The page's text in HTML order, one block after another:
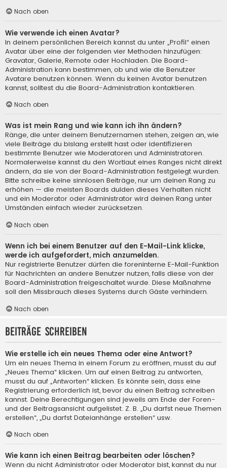
Nach oben
Wie verwende ich einen Avatar?
In deinem persönlichen Bereich kannst du unter „Profil“ einen
Avatar über eine der folgenden vier Methoden hinzufügen:
Gravatar, Galerie, Remote oder Hochladen. Die Board-
Administration kann bestimmen, ob und wie die Benutzer
Avatare benutzen können. Wenn du keinen Avatar benutzen
kannst, solltest du die Board-Administration kontaktieren.
Nach oben
Was ist mein Rang und wie kann ich ihn ändern?
Ränge, die unter deinem Benutzernamen stehen, zeigen an, wie
viele Beiträge du bislang erstellt hast oder identifizieren
bestimmte Benutzer wie Moderatoren und Administratoren.
Normalerweise kannst du den Wortlaut eines Ranges nicht direkt
ändern, da sie von der Board-Administration festgelegt wurden.
Bitte schreibe keine sinnlosen Beiträge, nur um deinen Rang zu
erhöhen — die meisten Boards dulden dieses Verhalten nicht
und ein Moderator oder Administrator wird deinen Rang unter
Umständen einfach wieder zurücksetzen.
Nach oben
Wenn ich bei einem Benutzer auf den E-Mail-Link klicke,
werde ich aufgefordert, mich anzumelden.
Nur registrierte Benutzer dürfen die foreninterne E-Mail-Funktion
für Nachrichten an andere Benutzer nutzen, falls diese von der
Board-Administration freigeschaltet wurde. Diese Maßnahme
soll den Missbrauch dieses Systems durch Gäste verhindern.
Nach oben
Beiträge schreiben
Wie erstelle ich ein neues Thema oder eine Antwort?
Um ein neues Thema in einem Forum zu eröffnen, musst du auf
„Neues Thema“ klicken. Um auf einen Beitrag zu antworten,
musst du auf „Antworten“ klicken. Es könnte sein, dass eine
Registrierung erforderlich ist, bevor du einen Beitrag schreiben
kannst. Deine Berechtigungen sind jeweils am Ende der Foren-
und der Beitragsansicht aufgelistet. Z. B. „Du darfst neue Themen
erstellen“, „Du darfst Dateianhänge erstellen“ usw.
Nach oben
Wie kann ich einen Beitrag bearbeiten oder löschen?
Wenn du nicht Administrator oder Moderator bist, kannst du nur